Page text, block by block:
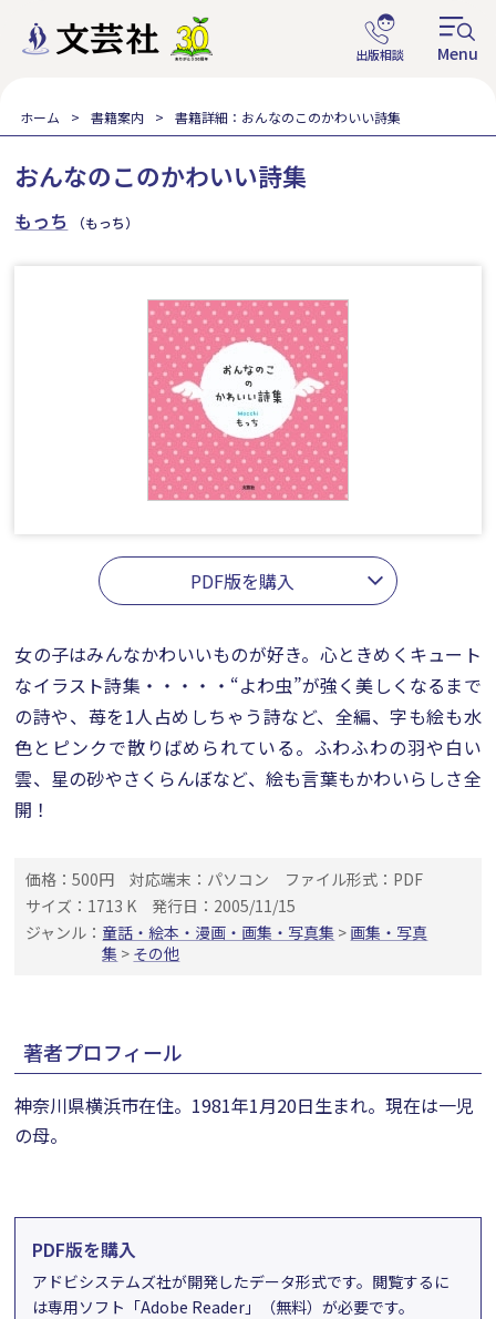
ホーム 書籍案内 書籍詳細：おんなのこのかわいい詩集
おんなのこのかわいい詩集
もっち （もっち）
PDF版を購入
女の子はみんなかわいいものが好き。心ときめくキュート
なイラスト詩集・・・・・“よわ虫”が強く美しくなるまで
の詩や、苺を1人占めしちゃう詩など、全編、字も絵も水
色とピンクで散りばめられている。ふわふわの羽や白い
雲、星の砂やさくらんぼなど、絵も言葉もかわいらしさ全
開！
価格：500円 対応端末：パソコン
ファイル形式：PDF
サイズ：1713 K
発行日：2005/11/15
ジャンル： 童話・絵本・漫画・画集・写真集 > 画集・写真
集 > その他
著者プロフィール
神奈川県横浜市在住。1981年1月20日生まれ。現在は一児
の母。
PDF版を購入
アドビシステムズ社が開発したデータ形式です。閲覧するに
は専用ソフト「Adobe Reader」（無料）が必要です。